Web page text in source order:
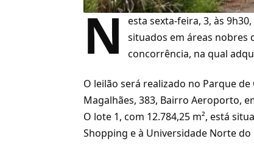
N esta sexta-feira, 3, às
situados em áreas nobres
concorrência, na qual
O leilão será realizado no Parque
Magalhães, 383, Bairro Aeroporto,
O lote 1, com 12.784,25 m², está
Shopping e à Universidade Norte do